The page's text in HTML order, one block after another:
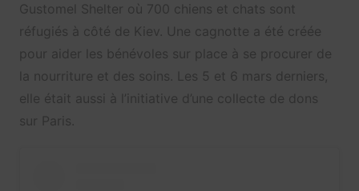
Gustomel Shelter où 700 chiens et chats sont
réfugiés à côté de Kiev. Une cagnotte a été créée
pour aider les bénévoles sur place à se procurer de
la nourriture et des soins. Les 5 et 6 mars derniers,
elle était aussi à l’initiative d’une collecte de dons
sur Paris.